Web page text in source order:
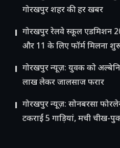
गोरखपुर शहर की हर खबर
गोरखपुर रेलवे स्कूल एडमिशन
और 11 के लिए फॉर्म मिलना
गोरखपुर न्यूज़: युवक को
लाख लेकर जालसाज फरार
गोरखपुर न्यूज़: सोनबरसा
टकराईं 5 गाड़ियां, मची चीख-